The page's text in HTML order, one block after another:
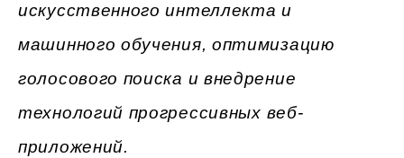
искусственного интеллекта и
машинного обучения, оптимизацию
голосового поиска и внедрение
технологий прогрессивных веб-
приложений.